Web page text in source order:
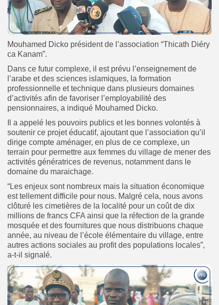
Mouhamed Dicko président de l’association “Thicath Diéry
ca Kanam”.
Dans ce futur complexe, il est prévu l’enseignement de
l’arabe et des sciences islamiques, la formation
professionnelle et technique dans plusieurs domaines
d’activités afin de favoriser l’employabilité des
pensionnaires, a indiqué Mouhamed Dicko.
Il a appelé les pouvoirs publics et les bonnes volontés à
soutenir ce projet éducatif, ajoutant que l’association qu’il
dirige compte aménager, en plus de ce complexe, un
terrain pour permettre aux femmes du village de mener des
activités génératrices de revenus, notamment dans le
domaine du maraichage.
“Les enjeux sont nombreux mais la situation économique
est tellement difficile pour nous. Malgré cela, nous avons
clôturé les cimetières de la localité pour un coût de dix
millions de francs CFA ainsi que la réfection de la grande
mosquée et des fournitures que nous distribuons chaque
année, au niveau de l’école élémentaire du village, entre
autres actions sociales au profit des populations locales”,
a-t-il signalé.